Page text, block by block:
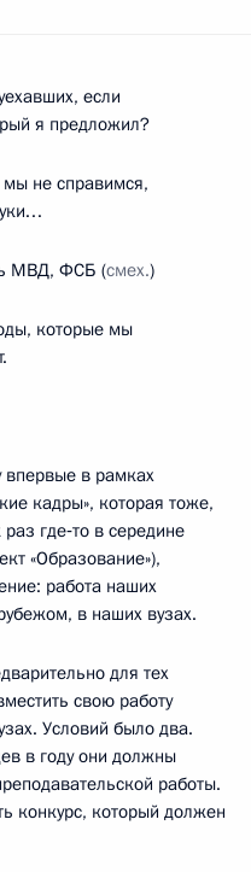
если
я предложил?
не справимся,
МВД, ФСБ (смех.)
которые мы
в рамках
кадры», которая тоже,
где‑то в середине
«Образование»),
работа наших
в наших вузах.
для тех
свою работу
Условий было два.
в году они должны
работы.
конкурс, который должен